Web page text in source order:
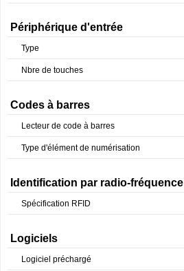
Périphérique d'entrée
Type
Nbre de touches
Codes à barres
Lecteur de code à barres
Type d'élément de numérisation
Identification par radio-fréquence
Spécification RFID
Logiciels
Logiciel préchargé